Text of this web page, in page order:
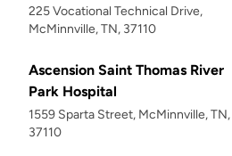
225 Vocational Technical Drive,
McMinnville, TN, 37110
Ascension Saint Thomas River
Park Hospital
1559 Sparta Street, McMinnville, TN,
37110